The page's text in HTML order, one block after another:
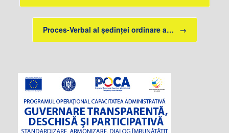
Proces-Verbal al ședinței ordinare a… →